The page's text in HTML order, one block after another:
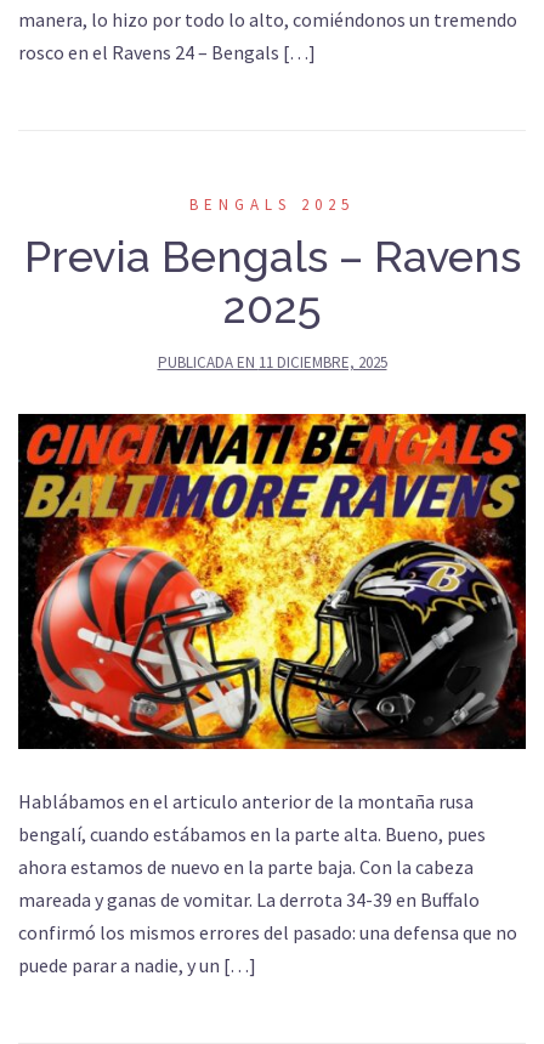
manera, lo hizo por todo lo alto, comiéndonos un tremendo
rosco en el Ravens 24 – Bengals […]
BENGALS 2025
Previa Bengals – Ravens
2025
PUBLICADA EN 11 DICIEMBRE, 2025
Hablábamos en el articulo anterior de la montaña rusa
bengalí, cuando estábamos en la parte alta. Bueno, pues
ahora estamos de nuevo en la parte baja. Con la cabeza
mareada y ganas de vomitar. La derrota 34-39 en Buffalo
confirmó los mismos errores del pasado: una defensa que no
puede parar a nadie, y un […]